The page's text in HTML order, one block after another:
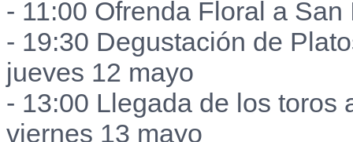
- 11:00 Ofrenda Floral a
- 19:30 Degustación de
jueves 12 mayo
- 13:00 Llegada de los toros
viernes 13 mayo